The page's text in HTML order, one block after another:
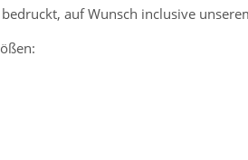
auf Wunsch inclusive